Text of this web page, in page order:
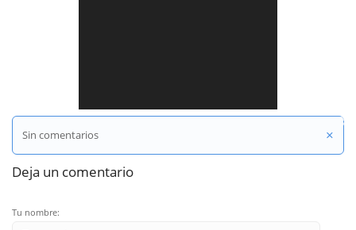
Sin comentarios
×
Deja un comentario
Tu nombre: